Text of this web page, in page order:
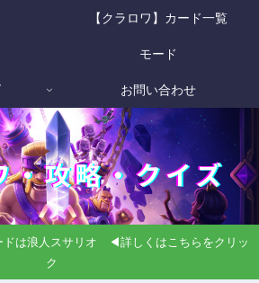
【クラロワ】カード一覧
モード
お問い合わせ
は浪人スサリオ ◀詳しくはこちらをクリッ
ク